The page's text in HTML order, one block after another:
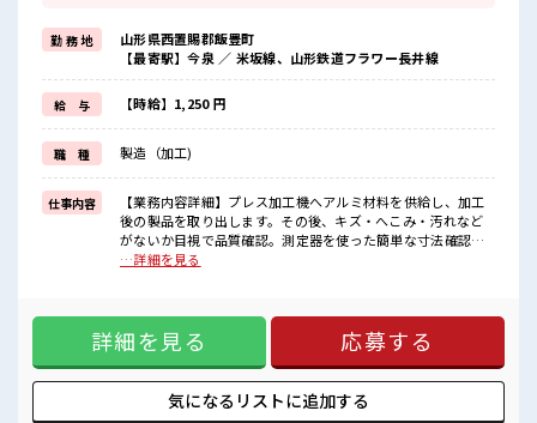
もちろん男性の応募も歓迎です！
≪残業で収入アップ≫
高収入を希望される方にオススメ。
残業は月20時間以上あります♪
≪ヘアカラーOKで自由な雰囲気の職場≫
明るすぎたり奇抜でなければ基本的に自由！
(規定有)≪機能的な制服アリ≫
制服があるので、
毎日の服装の悩み解消♪
≪様々なお仕事をご提案≫
一人で悩まず気軽に相談できる、
派遣のお仕事です！
もちろん男性の応募もOKですよ！
少人数の職場でこじんまり。
職場の仲間との交流もできちゃうかも？
勤 務 地
山形県西置賜郡飯豊町
【最寄駅】今泉 ／ 米坂線、山形鉄道フラワー長井線
給 与 【時給】1,250 円
職 種 製造（加工)
仕事内容
【業務内容詳細】プレス加工機へアルミ材料を供給し、加工
後の製品を取り出します。その後、キズ・へこみ・汚れなど
がないか目視で品質確認。測定器を使った簡単な寸法確認な
どは機械操作が中心となるため、難しい作業はありません。
に集中したい方や、ものづくりに興味がある方におすすめの
お仕事です。【取扱製品】電子部品に使用されるアルミケー
ス ■お仕事PR ≪自分に向いてる扶養内のお仕事≫ 扶養内OK
なので、 主婦&主夫さんも気軽にご応募くださいね♪ ≪女性
も活躍できる職場≫ もちろん男性の応募も歓迎です！ ≪残業
で収入アップ≫ 高収入を希望される方にオススメ。 残業は月
…詳細を見る
詳細を見る 応募する
気になるリストに追加する